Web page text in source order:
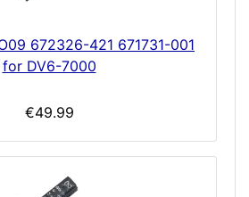
672326-421 671731-001
for DV6-7000
€49.99